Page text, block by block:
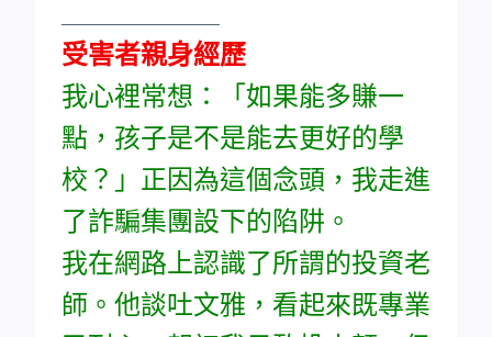
受害者親身經歷
我心裡常想：「如果能多賺一
點，孩子是不是能去更好的學
校？」正因為這個念頭，我走進
了詐騙集團設下的陷阱。
我在網路上認識了所謂的投資老
師。他談吐文雅，看起來既專業